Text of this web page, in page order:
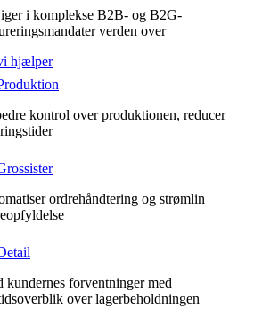
i komplekse B2B- og B2G-
verden over
hjælper
kontrol over produktionen, reducer
ordrehåndtering og strømlin
kundernes forventninger med
over lagerbeholdningen